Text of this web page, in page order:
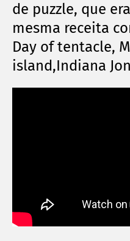
de puzzle, que
mesma receita
Day of tentacle,
island,Indiana